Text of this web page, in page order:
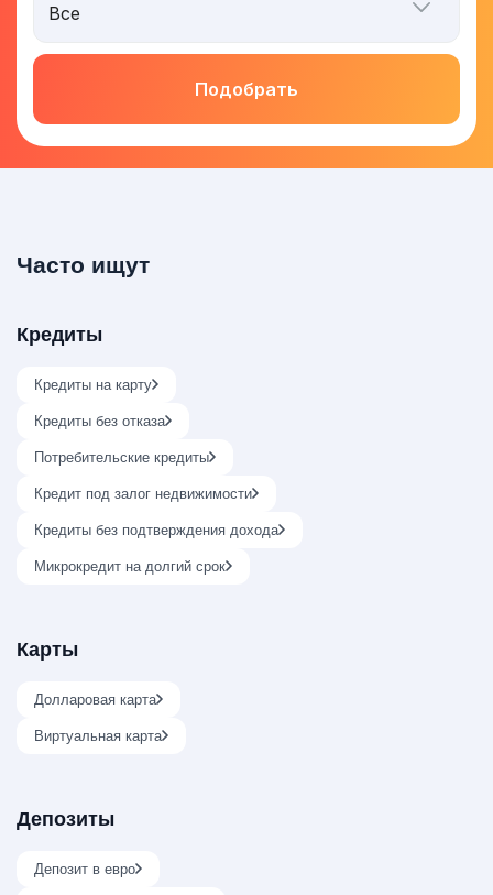
Подобрать
Часто ищут
Кредиты
Кредиты на карту
Кредиты без отказа
Потребительские кредиты
Кредит под залог недвижимости
Кредиты без подтверждения дохода
Микрокредит на долгий срок
Карты
Долларовая карта
Виртуальная карта
Депозиты
Депозит в евро